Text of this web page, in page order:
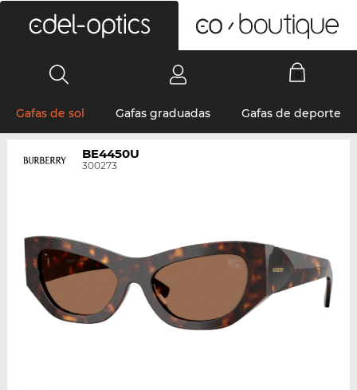
Gafas de sol Gafas graduadas Gafas de deporte
BE4450U
300273